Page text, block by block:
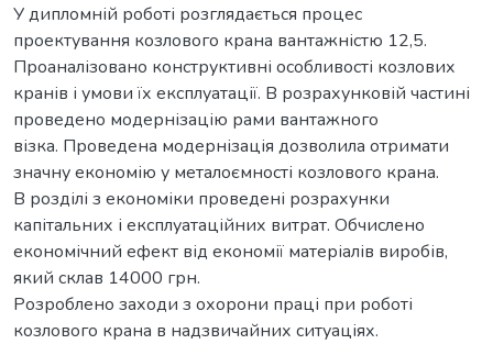
У дипломній роботі розглядається процес
проектування козлового крана вантажністю 12,5.
Проаналізовано конструктивні особливості козлових
кранів і умови їх експлуатації. В розрахунковій частині
проведено модернізацію рами вантажного
візка. Проведена модернізація дозволила отримати
значну економію у металоємності козлового крана.
В розділі з економіки проведені розрахунки
капітальних і експлуатаційних витрат. Обчислено
економічний ефект від економії матеріалів виробів,
який склав 14000 грн.
Розроблено заходи з охорони праці при роботі
козлового крана в надзвичайних ситуаціях.